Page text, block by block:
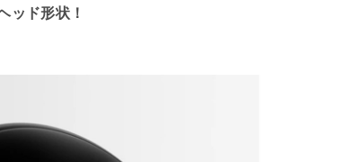
ッド形状！